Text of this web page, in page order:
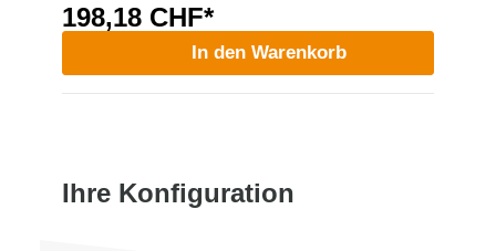
198,18 CHF*
In den Warenkorb
Ihre Konfiguration